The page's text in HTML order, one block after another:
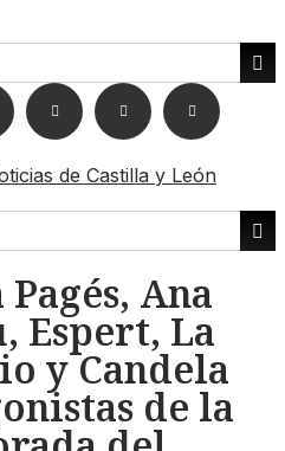
Ana
Espert, La
y Candela
de la